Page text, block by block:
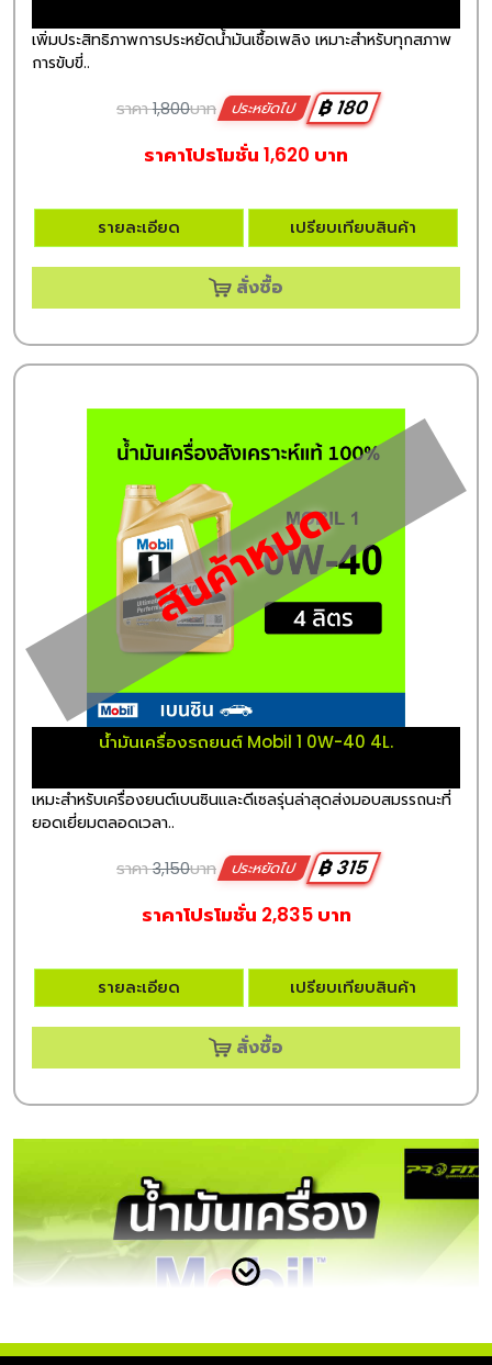
เพิ่มประสิทธิภาพการประหยัดน้ำมันเชื้อเพลิง เหมาะสำหรับทุกสภาพ
การขับขี่..
ราคา1,800บาท ประหยัดไป
฿ 180
ราคาโปรโมชั่น 1,620 บาท
รายละเอียด เปรียบเทียบสินค้า
สั่งซื้อ
สินค้าหมด
น้ำมันเครื่องรถยนต์ Mobil 1 0W-40 4L.
เหมะสำหรับเครื่องยนต์เบนซินและดีเซลรุ่นล่าสุดส่งมอบสมรรถนะที่
ยอดเยี่ยมตลอดเวลา..
ราคา3,150บาท ประหยัดไป
฿ 315
ราคาโปรโมชั่น 2,835 บาท
รายละเอียด เปรียบเทียบสินค้า
สั่งซื้อ